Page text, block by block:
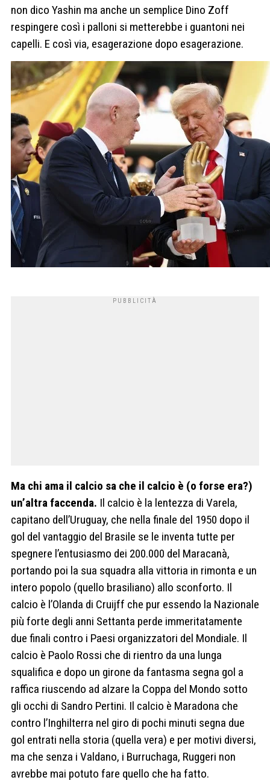
non dico Yashin ma anche un semplice Dino Zoff
respingere così i palloni si metterebbe i guantoni nei
capelli. E così via, esagerazione dopo esagerazione.
Ma chi ama il calcio sa che il calcio è (o forse era?)
un’altra faccenda. Il calcio è la lentezza di Varela,
capitano dell’Uruguay, che nella finale del 1950 dopo il
gol del vantaggio del Brasile se le inventa tutte per
spegnere l’entusiasmo dei 200.000 del Maracanà,
portando poi la sua squadra alla vittoria in rimonta e un
intero popolo (quello brasiliano) allo sconforto. Il
calcio è l’Olanda di Cruijff che pur essendo la Nazionale
più forte degli anni Settanta perde immeritatamente
due finali contro i Paesi organizzatori del Mondiale. Il
calcio è Paolo Rossi che di rientro da una lunga
squalifica e dopo un girone da fantasma segna gol a
raffica riuscendo ad alzare la Coppa del Mondo sotto
gli occhi di Sandro Pertini. Il calcio è Maradona che
contro l’Inghilterra nel giro di pochi minuti segna due
gol entrati nella storia (quella vera) e per motivi diversi,
ma che senza i Valdano, i Burruchaga, Ruggeri non
avrebbe mai potuto fare quello che ha fatto.